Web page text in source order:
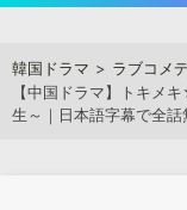
content
アジアンステージ
韓国ドラマ
ラブコメ
【中国ドラマ】トキメ
生～｜日本語字幕で全